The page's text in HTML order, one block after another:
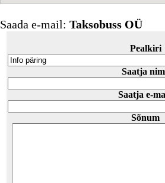
Saada e-mail: Taksobuss OÜ
Pealkiri
Saatja
Saatja e-
Sõnum